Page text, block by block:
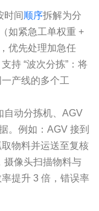
时间 顺序拆解为分
如紧急工单权重 +
优先处理加急任
持 “波次分拣”：将
产线的多个工
自动分拣机、AGV
。例如：AGV 接到
物料并运送至复核
摄像头扫描物料与
提升 3 倍，错误率